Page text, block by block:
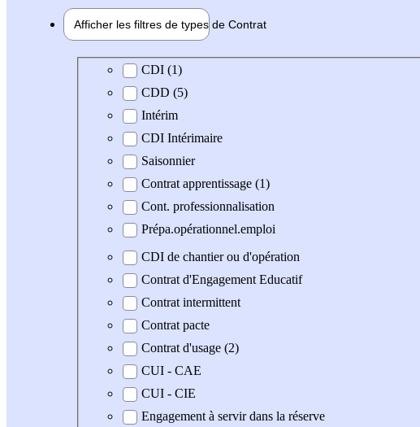
Afficher les filtres de types de Contrat
Type de contrat
CDI (1)
CDD (5)
Intérim
CDI Intérimaire
Saisonnier
Contrat apprentissage (1)
Cont. professionnalisation
Prépa.opérationnel.emploi
CDI de chantier ou d'opération
Contrat d'Engagement Educatif
Contrat intermittent
Contrat pacte
Contrat d'usage (2)
CUI - CAE
CUI - CIE
Engagement à servir dans la réserve